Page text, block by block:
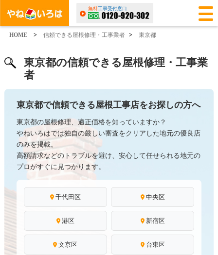
無料工事受付窓口
HOME > 信頼できる屋根修理・工事業者 > 東京都
東京都の信頼できる屋根修理・工事業
者
東京都で信頼できる屋根工事店をお探しの方へ
東京都の屋根修理、適正価格を知っていますか？
やねいろはでは独自の厳しい審査をクリアした地元の優良店
のみを掲載。
高額請求などのトラブルを避け、安心して任せられる地元の
プロがすぐに見つかります。
千代田区 中央区
港区 新宿区
文京区 台東区